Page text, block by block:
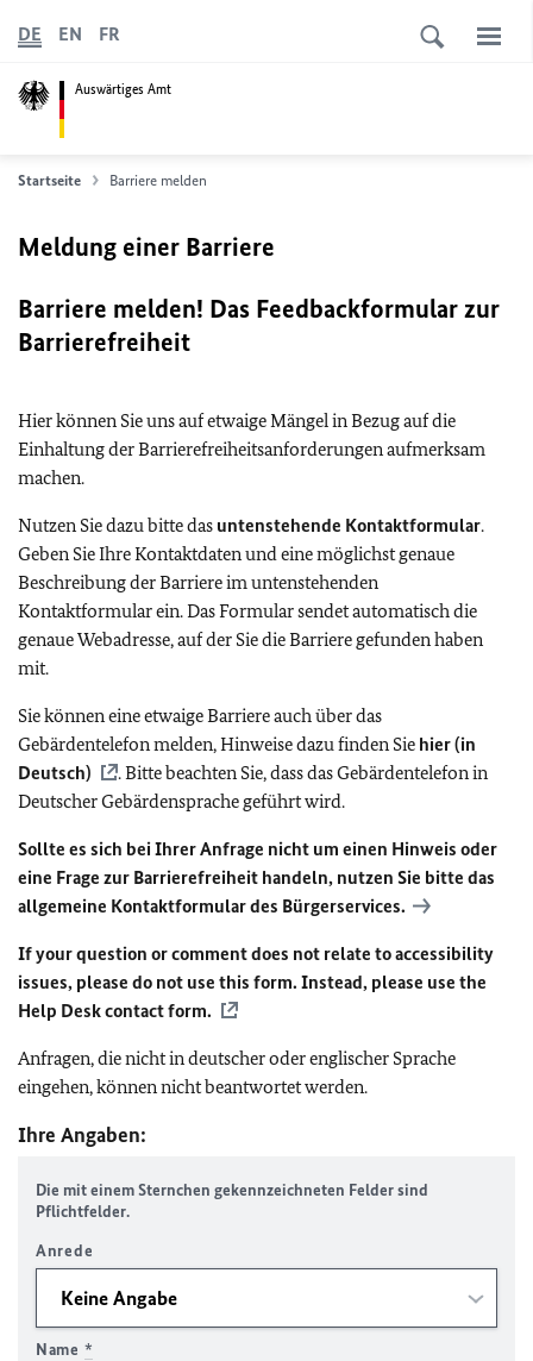
Auswärtiges Amt
DE EN FR
Startseite Barriere melden
Meldung einer Barriere
Barriere melden! Das Feedbackformular zur
Barrierefreiheit
Hier können Sie uns auf etwaige Mängel in Bezug auf die
Einhaltung der Barrierefreiheitsanforderungen aufmerksam
machen.
Nutzen Sie dazu bitte das untenstehende Kontaktformular.
Geben Sie Ihre Kontaktdaten und eine möglichst genaue
Beschreibung der Barriere im untenstehenden
Kontaktformular ein. Das Formular sendet automatisch die
genaue Webadresse, auf der Sie die Barriere gefunden haben
mit.
Sie können eine etwaige Barriere auch über das
Gebärdentelefon melden, Hinweise dazu finden Sie hier (in
Deutsch)
. Bitte beachten Sie, dass das Gebärdentelefon in
Deutscher Gebärdensprache geführt wird.
Sollte es sich bei Ihrer Anfrage nicht um einen Hinweis oder
eine Frage zur Barrierefreiheit handeln, nutzen Sie bitte das
allgemeine Kontaktformular des Bürgerservices.
If your question or comment does not relate to accessibility
issues, please do not use this form. Instead, please use the
Help Desk contact form.
Anfragen, die nicht in deutscher oder englischer Sprache
eingehen, können nicht beantwortet werden.
Ihre Angaben:
Die mit einem Sternchen gekennzeichneten Felder sind
Pflichtfelder.
Anrede
Name *